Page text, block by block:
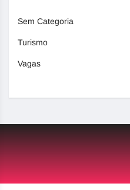
Sem Categoria
Turismo
Vagas